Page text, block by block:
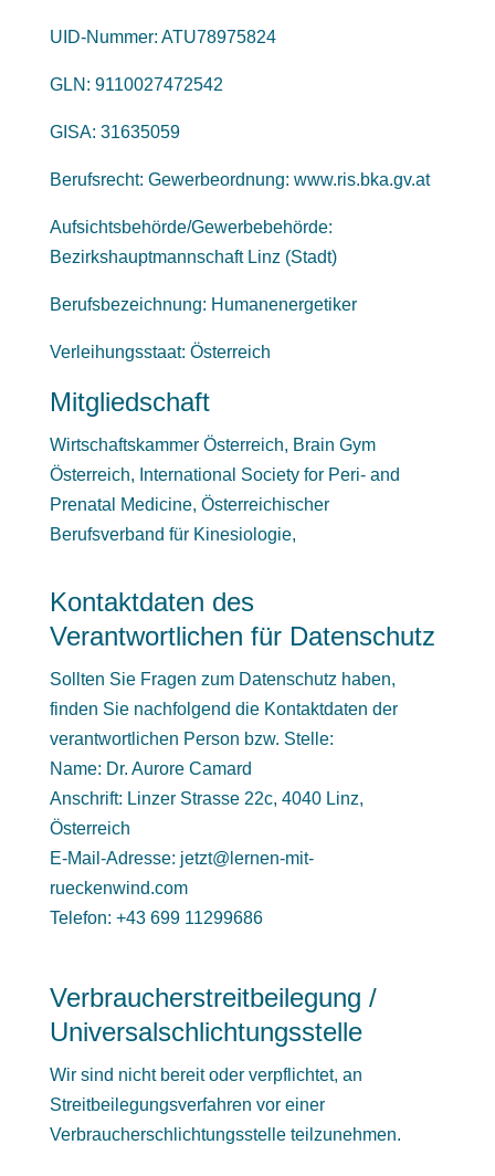
UID-Nummer: ATU78975824
GLN: 9110027472542
GISA: 31635059
Berufsrecht: Gewerbeordnung: www.ris.bka.gv.at
Aufsichtsbehörde/Gewerbebehörde:
Bezirkshauptmannschaft Linz (Stadt)
Berufsbezeichnung: Humanenergetiker
Verleihungsstaat: Österreich
Mitgliedschaft
Wirtschaftskammer Österreich, Brain Gym
Österreich, International Society for Peri- and
Prenatal Medicine, Österreichischer
Berufsverband für Kinesiologie,
Kontaktdaten des
Verantwortlichen für Datenschutz
Sollten Sie Fragen zum Datenschutz haben,
finden Sie nachfolgend die Kontaktdaten der
verantwortlichen Person bzw. Stelle:
Name: Dr. Aurore Camard
Anschrift: Linzer Strasse 22c, 4040 Linz,
Österreich
E-Mail-Adresse: jetzt@lernen-mit-
rueckenwind.com
Telefon: +43 699 11299686
Verbraucherstreitbeilegung /
Universalschlichtungsstelle
Wir sind nicht bereit oder verpflichtet, an
Streitbeilegungsverfahren vor einer
Verbraucherschlichtungsstelle teilzunehmen.